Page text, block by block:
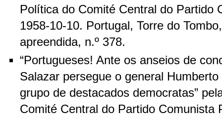
Política do Comité Central do Partido
1958-10-10. Portugal, Torre do
apreendida, n.º 378.
“Portugueses! Ante os anseios de
Salazar persegue o general
grupo de destacados democratas”
Comité Central do Partido Comunista